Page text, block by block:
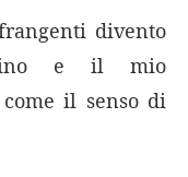
divento
e il mio
il senso di